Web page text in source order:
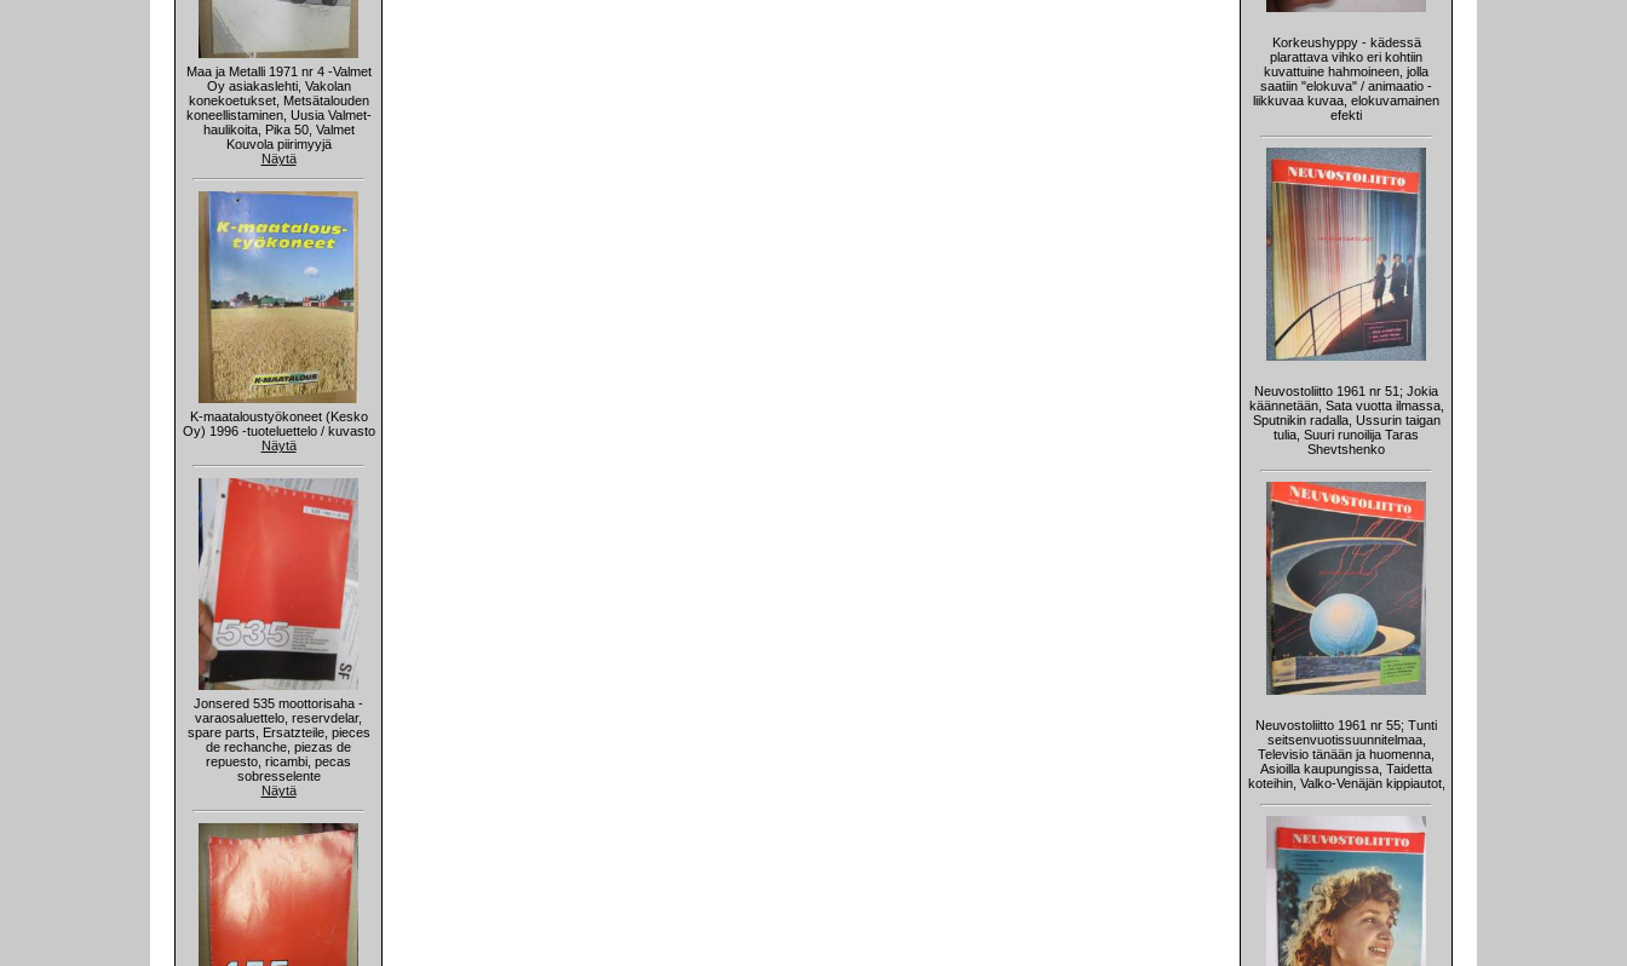
Maa ja Metalli 1971 nr 4 -Valmet
Oy asiakaslehti, Vakolan
konekoetukset, Metsätalouden
koneellistaminen, Uusia Valmet-
haulikoita, Pika 50, Valmet
Kouvola piirimyyjä
Näytä
K-maataloustyökoneet (Kesko
Oy) 1996 -tuoteluettelo / kuvasto
Näytä
Jonsered 535 moottorisaha -
varaosaluettelo, reservdelar,
spare parts, Ersatzteile, pieces
de rechanche, piezas de
repuesto, ricambi, pecas
sobresselente
Näytä
Korkeushyppy - kädessä
plarattava vihko eri kohtiin
kuvattuine hahmoineen, jolla
saatiin "elokuva" / animaatio -
liikkuvaa kuvaa, elokuvamainen
efekti
Neuvostoliitto 1961 nr 51; Jokia
käännetään, Sata vuotta ilmassa,
Sputnikin radalla, Ussurin taigan
tulia, Suuri runoilija Taras
Shevtshenko
Neuvostoliitto 1961 nr 55; Tunti
seitsenvuotissuunnitelmaa,
Televisio tänään ja huomenna,
Asioilla kaupungissa, Taidetta
koteihin, Valko-Venäjän kippiautot,